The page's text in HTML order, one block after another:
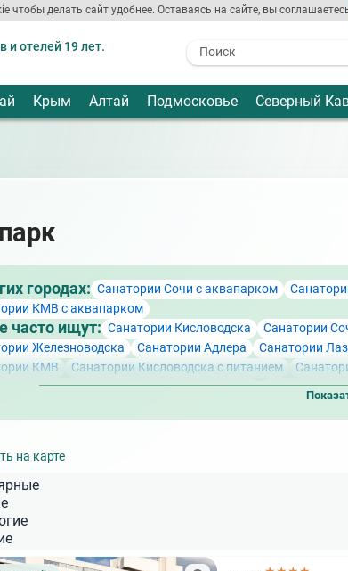
чтобы делать сайт удобнее. Оставаясь на сайте, вы
и отелей 19 лет.
- I agree to the processing of my
Крым Алтай Подмосковье Северный
городах: Санатории Сочи с аквапарком
КМВ с аквапарком
часто ищут: Санатории Кисловодска Санатории
Железноводска
Санатории Адлера Санатории
КМВ
Санатории Кисловодска с питанием
Кисловодска недорогие и бюджетные
Лучшие
на карте